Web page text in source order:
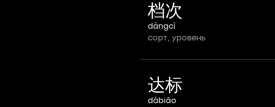
档次
dàngcì
сорт, уровень
达标
dábiāo